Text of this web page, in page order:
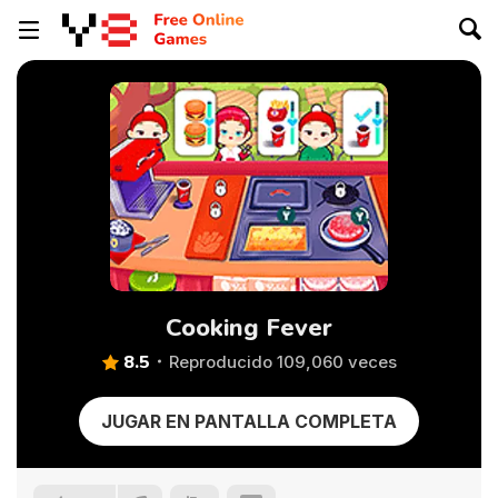
Cooking Fever
8.5 Reproducido 109,060 veces
JUGAR EN PANTALLA COMPLETA